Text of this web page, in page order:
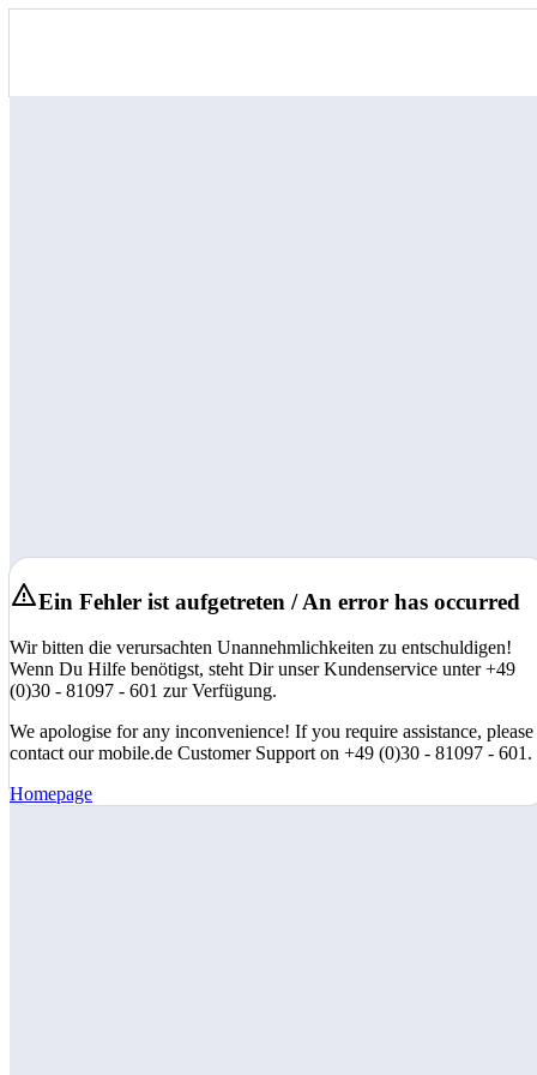
Ein Fehler ist aufgetreten / An error has occurred
Wir bitten die verursachten Unannehmlichkeiten zu entschuldigen!
Wenn Du Hilfe benötigst, steht Dir unser Kundenservice unter +49
(0)30 - 81097 - 601 zur Verfügung.
We apologise for any inconvenience! If you require assistance, please
contact our mobile.de Customer Support on +49 (0)30 - 81097 - 601.
Homepage